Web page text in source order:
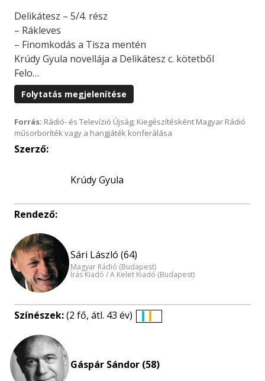
Delikátesz – 5/4. rész
– Rákleves
– Finomkodás a Tisza mentén
Krúdy Gyula novellája a Delikátesz c. kötetből
Felo…
Folytatás megjelenítése
Forrás: Rádió- és Televízió Újság; Kiegészítésként Magyar Rádió
műsorboríték vagy a hangjáték konferálása
Szerző:
Krúdy Gyula
Rendező:
Sári László (64)
Magyar Rádió (Budapest)
Írás Kiadó / A Kelet Kiadó (Budapest)
Színészek:(2 fő, átl. 43 év)
Gáspár Sándor (58)